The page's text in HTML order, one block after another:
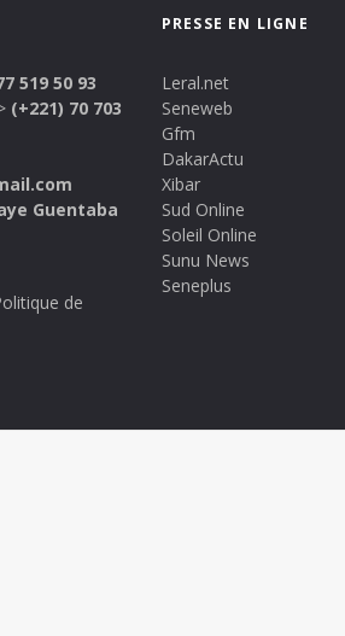
519 50 93
(+221) 70 703
Guentaba
de
PRESSE EN LIGNE
Leral.net
Seneweb
Gfm
DakarActu
Xibar
Sud Online
Soleil Online
Sunu News
Seneplus